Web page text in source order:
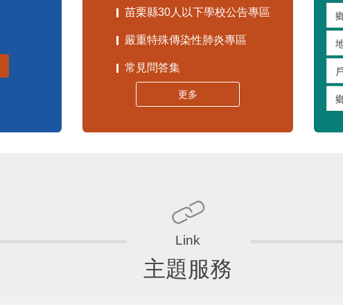
苗栗縣30人以下學校公告專區
嚴重特殊傳染性肺炎專區
常見問答集
更多
主題服務